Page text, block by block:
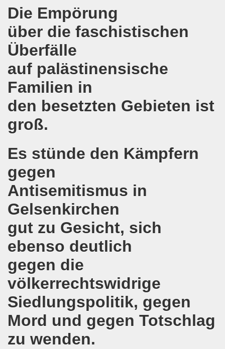
Die Empörung
über die faschistischen
Überfälle
auf palästinensische
Familien in
den besetzten Gebieten ist
groß.
Es stünde den Kämpfern
gegen
Antisemitismus in
Gelsenkirchen
gut zu Gesicht, sich
ebenso deutlich
gegen die
völkerrechtswidrige
Siedlungspolitik, gegen
Mord und gegen Totschlag
zu wenden.
Bewegung steht im Zeichen der Vorbereitung des
verheerende Wohnsitzauflage
erneut im Zeichen von
im Zeichen von länderübergreifendem
Bewegung mit breitem Spektrum der Themen
die Menschenrechte! Das Gelsenkirchener
Montagsdemo-Bewegung
des Sommercamps der Stadt Gelsenkirchen ist
Bewegung diskutiert über Brexit und Zuschüsse für die
Bewegung feiert erfolgreiches Grup Yorum-Konzert
Bewegung fand genau zur richtigen Zeit statt - in
sollen selbst entscheiden können - Zuschüsse für
Bewegung: Protest gegen geplante Verschärfungen
- Gelsenkirchener Montagsdemo-Bewegung